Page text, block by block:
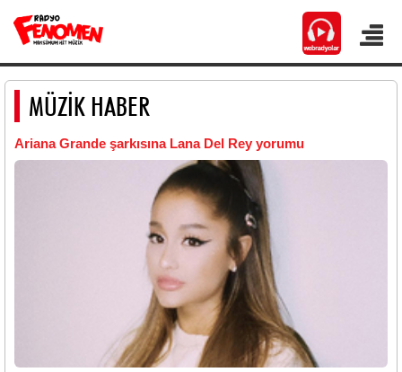
MÜZİK HABER
Ariana Grande şarkısına Lana Del Rey yorumu